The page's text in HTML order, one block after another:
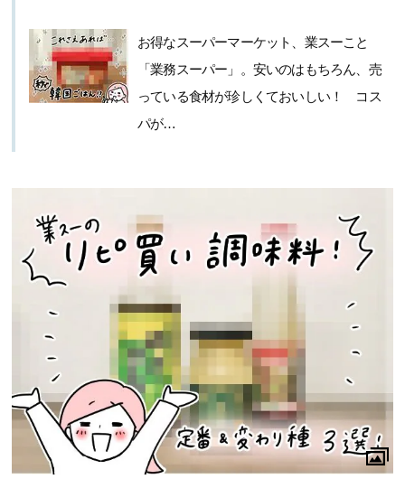
お得なスーパーマーケット、業スーこと
「業務スーパー」。安いのはもちろん、売
っている食材が珍しくておいしい！ コス
パが…